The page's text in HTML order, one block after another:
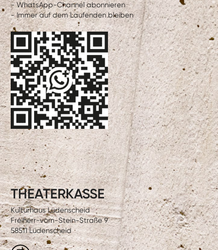
- WhatsApp-Channel abonnieren
- Immer auf dem Laufenden bleiben
THEATERKASSE
Kulturhaus Lüdenscheid
Freiherr-vom-Stein-Straße 9
58511 Lüdenscheid